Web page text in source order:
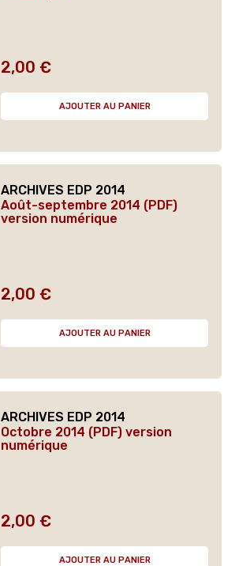
Prix
2,00 €
AJOUTER AU PANIER
ARCHIVES EDP 2014
Août-septembre 2014 (PDF)
version numérique
Prix
2,00 €
AJOUTER AU PANIER
ARCHIVES EDP 2014
Octobre 2014 (PDF) version
numérique
Prix
2,00 €
AJOUTER AU PANIER